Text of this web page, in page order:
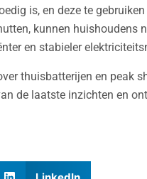
is, en deze te
kunnen huishoudens
en stabieler
thuisbatterijen en peak
de laatste inzichten en